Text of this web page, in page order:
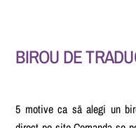
BIROU DE
5 motive ca să alegi un